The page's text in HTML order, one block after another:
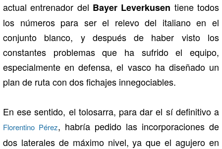
actual entrenador del Bayer Leverkusen tiene todos
los números para ser el relevo del italiano en el
conjunto blanco, y después de haber visto los
constantes problemas que ha sufrido el equipo,
especialmente en defensa, el vasco ha diseñado un
plan de ruta con dos fichajes innegociables.
En ese sentido, el tolosarra, para dar el sí definitivo a
Florentino Pérez, habría pedido las incorporaciones de
dos laterales de máximo nivel, ya que el agujero en